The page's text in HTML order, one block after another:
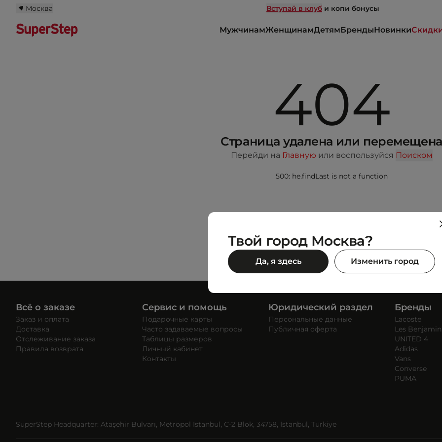
Москва Вступай в клуб и копи бонусы
МужчинамЖенщинамДетямБрендыНовинки
404
Страница удалена или перемещена
Перейди на Главную или воспользуйся Поиском
500: he.findLast is not a function
Всё о заказе
Заказ и оплата
Доставка
Отслеживание заказа
Правила возврата
Сервис и помощь
Подарочные карты
Часто задаваемые вопросы
Таблицы размеров
Личный кабинет
Контакты
Юридический раздел
Персональные данные
Публичная оферта
Бренды
Lacoste
Les
UNITED 4
Adidas
Vans
Converse
PUMA
SuperStep Headquarter: Ataşehir Bulvarı, Metropol İstanbul, C-2 Blok, 34758, İstanbul, Türkiye
Твой город Москва?
Да, я здесь Изменить город